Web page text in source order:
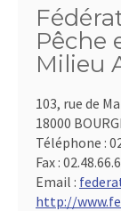
Pêche
Milieu
103, rue de
18000
Téléphone :
Fax :
Email :
http://